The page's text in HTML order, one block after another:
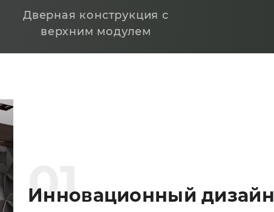
Дверная конструкция с
верхним модулем
Инновационный дизайн
01